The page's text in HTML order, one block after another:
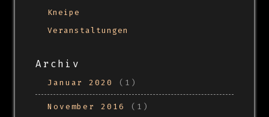
Kneipe
Veranstaltungen
Archiv
Januar 2020 (1)
November 2016 (1)